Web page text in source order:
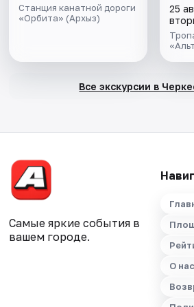
Станция канатной дороги
«Орбита» (Архыз)
25
Все экскурсии в
Самые яркие события в
вашем городе.
О нас